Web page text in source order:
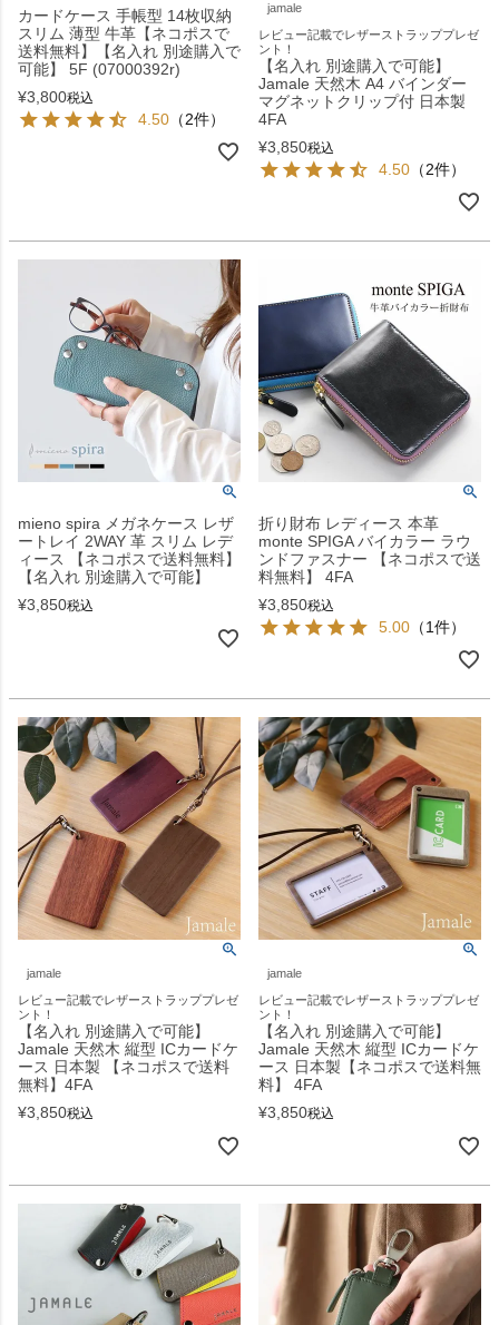
カードケース 手帳型 14枚収納
スリム 薄型 牛革【ネコポスで
送料無料】【名入れ 別途購入で
可能】 5F (07000392r)
¥3,800税込
4.50 （2件）
jamale
レビュー記載でレザーストラッププレゼ
ント！
【名入れ 別途購入で可能】
Jamale 天然木 A4 バインダー
マグネットクリップ付 日本製
4FA
¥3,850税込
4.50 （2件）
mieno spira メガネケース レザ
ートレイ 2WAY 革 スリム レデ
ィース 【ネコポスで送料無料】
【名入れ 別途購入で可能】
¥3,850税込
折り財布 レディース 本革
monte SPIGA バイカラー ラウ
ンドファスナー 【ネコポスで送
料無料】 4FA
¥3,850税込
5.00 （1件）
jamale
レビュー記載でレザーストラッププレゼ
ント！
【名入れ 別途購入で可能】
Jamale 天然木 縦型 ICカードケ
ース 日本製 【ネコポスで送料
無料】4FA
¥3,850税込
jamale
レビュー記載でレザーストラッププレゼ
ント！
【名入れ 別途購入で可能】
Jamale 天然木 縦型 ICカードケ
ース 日本製【ネコポスで送料無
料】 4FA
¥3,850税込